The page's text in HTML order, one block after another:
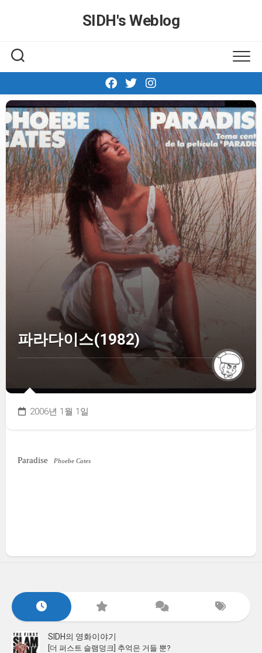
SIDH′s Weblog
파라다이스(1982)
2006년 1월 1일
Paradise Phoebe Cates
SIDH의 영화이야기
[더 퍼스트 슬램덩크] 추억은 거들 뿐?